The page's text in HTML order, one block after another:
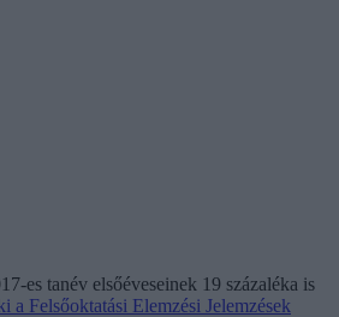
es tanév elsőéveseinek 19 százaléka is
a Felsőoktatási Elemzési Jelemzések